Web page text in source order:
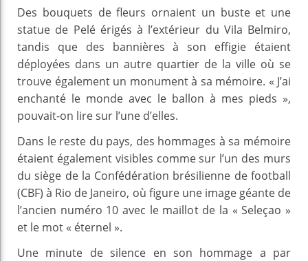
Des bouquets de fleurs ornaient un buste et une
statue de Pelé érigés à l’extérieur du Vila Belmiro,
tandis que des bannières à son effigie étaient
déployées dans un autre quartier de la ville où se
trouve également un monument à sa mémoire. « J’ai
enchanté le monde avec le ballon à mes pieds »,
pouvait-on lire sur l’une d’elles.
Dans le reste du pays, des hommages à sa mémoire
étaient également visibles comme sur l’un des murs
du siège de la Confédération brésilienne de football
(CBF) à Rio de Janeiro, où figure une image géante de
l’ancien numéro 10 avec le maillot de la « Seleçao »
et le mot « éternel ».
Une minute de silence en son hommage a par